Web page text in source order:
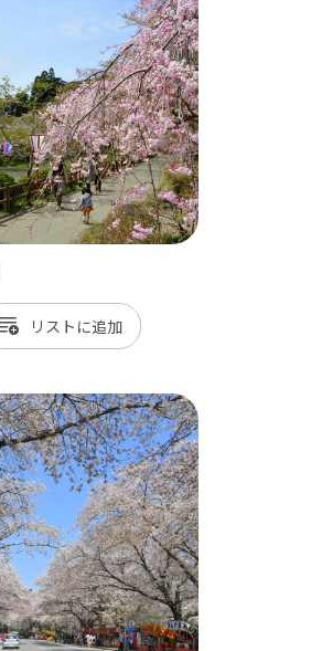
宿
鉄道
/ 小湊鐡道
リスト